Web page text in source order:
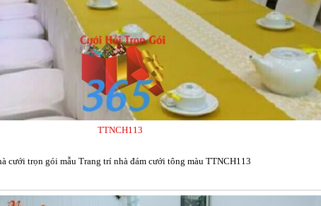
TTNCH113
cưới trọn gói mẫu Trang trí nhà đám cưới tông màu TTNCH113